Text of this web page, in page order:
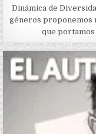
Dinámica de
géneros proponemos
que portamos